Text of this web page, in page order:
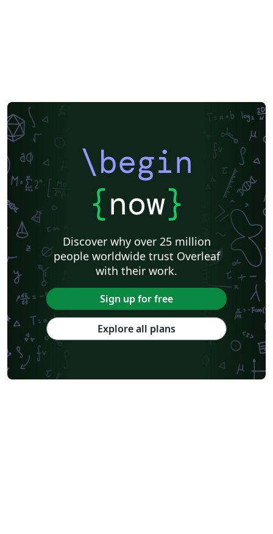
\begin
{now}
Discover why over 25 million
people worldwide trust Overleaf
with their work.
Sign up for free
Explore all plans